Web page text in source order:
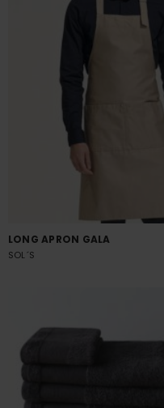
LONG APRON GALA
SOL´S